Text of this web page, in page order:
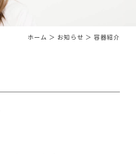
ホーム ＞ お知らせ ＞ 容器紹介